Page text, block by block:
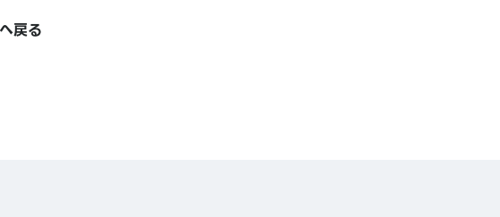
戻る